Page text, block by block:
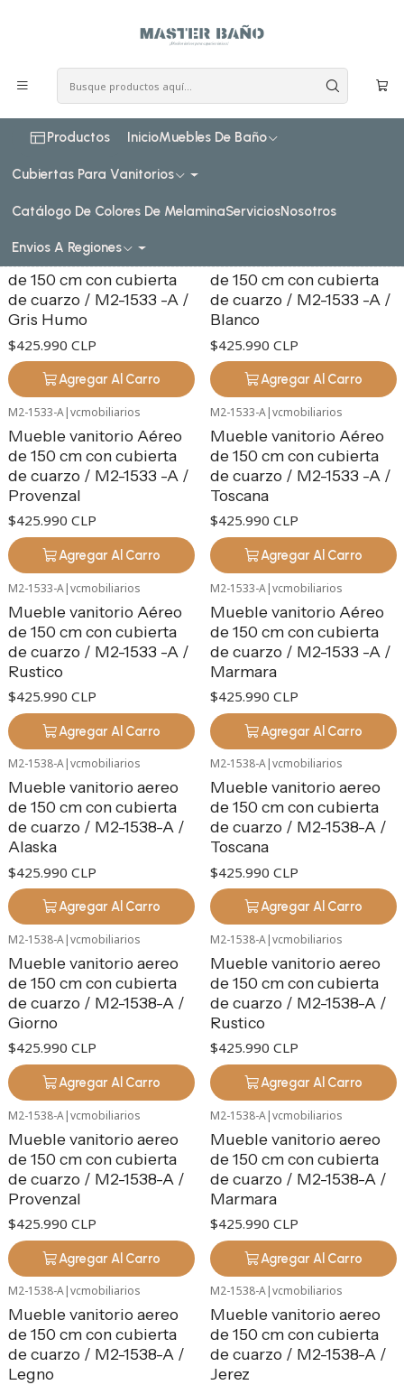
Productos InicioMuebles De Baño
Cubiertas Para Vanitorios
Catálogo De Colores De MelaminaServiciosNosotros
Envios A Regiones
Muebles vanitorios aereo simple cuarzo 150 cm
150 cm
Mueble vanitorio Aéreo
de 150 cm con cubierta
de cuarzo / M2-1533 -A /
Gris Humo
$425.990 CLP
Agregar Al Carro
de 150 cm con cubierta
de cuarzo / M2-1533 -A /
Blanco
$425.990 CLP
Agregar Al Carro
M2-1533-A|vcmobiliarios
Mueble vanitorio Aéreo
de 150 cm con cubierta
de cuarzo / M2-1533 -A /
Provenzal
$425.990 CLP
Agregar Al Carro
M2-1533-A|vcmobiliarios
Mueble vanitorio Aéreo
de 150 cm con cubierta
de cuarzo / M2-1533 -A /
Toscana
$425.990 CLP
Agregar Al Carro
M2-1533-A|vcmobiliarios
Mueble vanitorio Aéreo
de 150 cm con cubierta
de cuarzo / M2-1533 -A /
Rustico
$425.990 CLP
Agregar Al Carro
M2-1533-A|vcmobiliarios
Mueble vanitorio Aéreo
de 150 cm con cubierta
de cuarzo / M2-1533 -A /
Marmara
$425.990 CLP
Agregar Al Carro
M2-1538-A|vcmobiliarios
Mueble vanitorio aereo
de 150 cm con cubierta
de cuarzo / M2-1538-A /
Alaska
$425.990 CLP
Agregar Al Carro
M2-1538-A|vcmobiliarios
Mueble vanitorio aereo
de 150 cm con cubierta
de cuarzo / M2-1538-A /
Toscana
$425.990 CLP
Agregar Al Carro
M2-1538-A|vcmobiliarios
Mueble vanitorio aereo
de 150 cm con cubierta
de cuarzo / M2-1538-A /
Giorno
$425.990 CLP
Agregar Al Carro
M2-1538-A|vcmobiliarios
Mueble vanitorio aereo
de 150 cm con cubierta
de cuarzo / M2-1538-A /
Rustico
$425.990 CLP
Agregar Al Carro
M2-1538-A|vcmobiliarios
Mueble vanitorio aereo
de 150 cm con cubierta
de cuarzo / M2-1538-A /
Provenzal
$425.990 CLP
Agregar Al Carro
M2-1538-A|vcmobiliarios
Mueble vanitorio aereo
de 150 cm con cubierta
de cuarzo / M2-1538-A /
Marmara
$425.990 CLP
Agregar Al Carro
M2-1538-A|vcmobiliarios
Mueble vanitorio aereo
de 150 cm con cubierta
de cuarzo / M2-1538-A /
Legno
M2-1538-A|vcmobiliarios
Mueble vanitorio aereo
de 150 cm con cubierta
de cuarzo / M2-1538-A /
Jerez